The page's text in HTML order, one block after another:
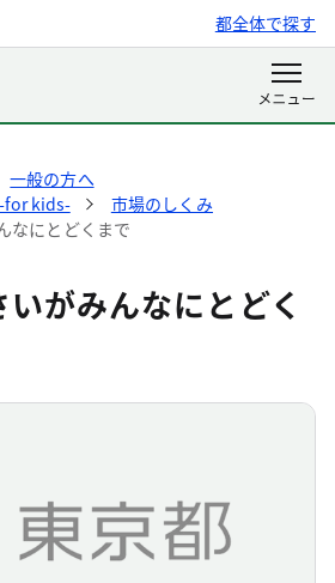
都全体で探す
一般の方へ
for kids-
市場のしくみ
なにとどくまで
がみんなにとどく